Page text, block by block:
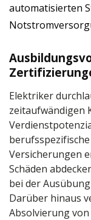
automatisierten
Elektriker
zeitaufwändigen
Versicherungen
Schäden
bei der
Darüber hinaus
Absolvierung